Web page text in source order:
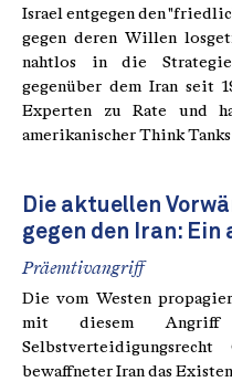
Israel entgegen den
gegen deren Willen
nahtlos in die
gegenüber dem Iran seit
Experten zu Rate und
amerikanischer Think
Die aktuellen
gegen den Iran: Ein
Präemtivangriff
Die vom Westen
mit diesem Angriff
bewaffneter Iran das